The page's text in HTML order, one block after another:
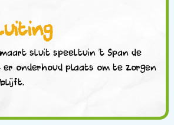
sluit speeltuin ’t Span de
er onderhoud plaats om te zorgen